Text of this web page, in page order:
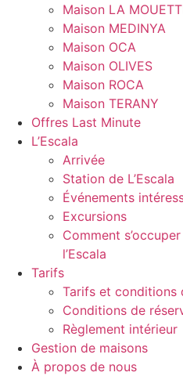
Maison LA
Maison MEDINYA
Maison OCA
Maison OLIVES
Maison ROCA
Maison TERANY
Offres Last Minute
L’Escala
Arrivée
Station de L’Escala
Événements
Excursions
Comment
l’Escala
Tarifs
Tarifs et conditions
Conditions de
Règlement intérieur
Gestion de maisons
À propos de nous